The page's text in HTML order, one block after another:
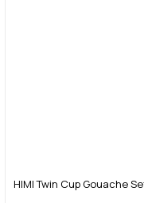
HIMI Twin Cup Gouache